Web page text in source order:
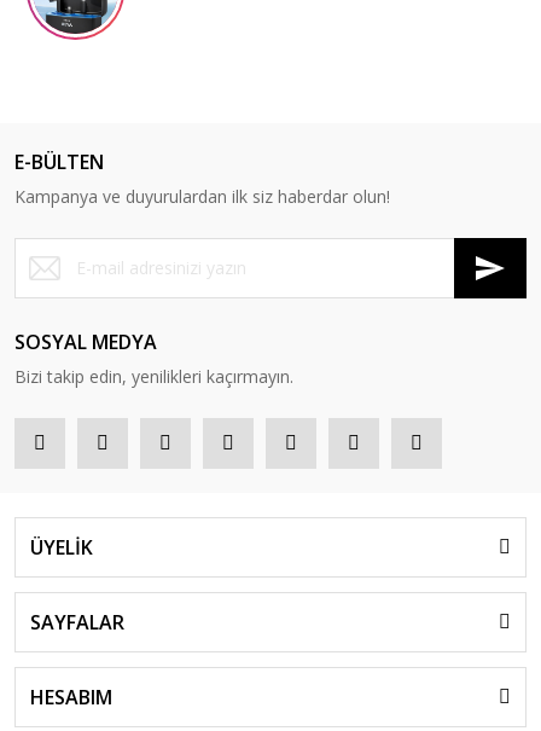
E-BÜLTEN
Kampanya ve duyurulardan ilk siz haberdar olun!
SOSYAL MEDYA
Bizi takip edin, yenilikleri kaçırmayın.
ÜYELİK
SAYFALAR
HESABIM